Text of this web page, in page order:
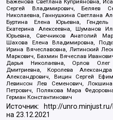
Баженова Светлана Куприяновна,
Сергей Владимирович, Беляев
Николаевна, Ганнушкина Светлана
Буртина Елена Юрьевна,
Екатерина Алексеевна, Шуманов
Юрьевна, Свечников Анатолий
Шахова Елена Владимировна,
Ирина Вячеславовна, Литинский
Маркович, Бахмин Вячеслав
Дарья Николаевна, Орлов Олег
Дмитриевна, Королева
Александрович, Вицин Сергей
Левинсон Лев Семенович,
Петрович, Полякова Мара
Герман Константинович
Источник: http://
на23.12.2021